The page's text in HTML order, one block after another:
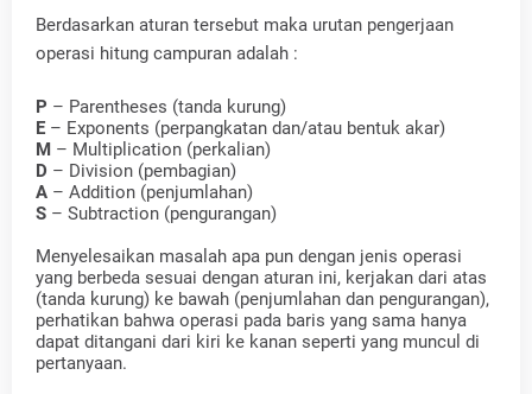
Berdasarkan aturan tersebut maka urutan pengerjaan
operasi hitung campuran adalah :
P – Parentheses (tanda kurung)
E – Exponents (perpangkatan dan/atau bentuk akar)
M – Multiplication (perkalian)
D – Division (pembagian)
A – Addition (penjumlahan)
S – Subtraction (pengurangan)
Menyelesaikan masalah apa pun dengan jenis operasi
yang berbeda sesuai dengan aturan ini, kerjakan dari atas
(tanda kurung) ke bawah (penjumlahan dan pengurangan),
perhatikan bahwa operasi pada baris yang sama hanya
dapat ditangani dari kiri ke kanan seperti yang muncul di
pertanyaan.